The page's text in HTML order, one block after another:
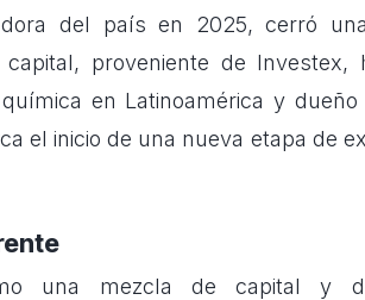
del país en 2025, cerró
proveniente de Investex,
en Latinoamérica y dueño
el inicio de una nueva etapa de
una mezcla de capital y